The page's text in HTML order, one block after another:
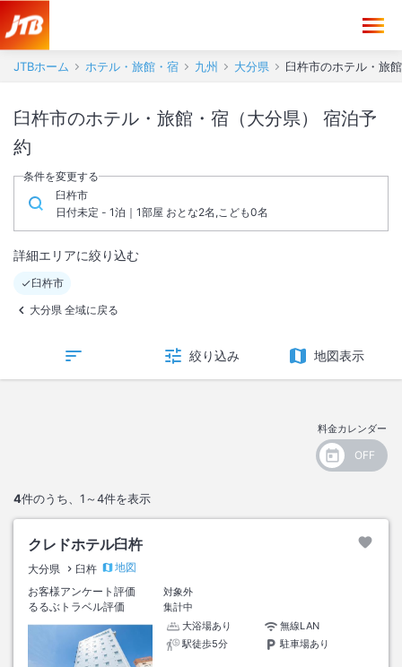
JTBホーム ホテル・旅館・宿 九州 大分県 臼杵市のホテル・旅
臼杵市のホテル・旅館・宿（大分県） 宿泊予
約
条件を変更する
臼杵市
日付未定 - 1泊｜1部屋 おとな2名,こども0名
詳細エリアに絞り込む
臼杵市
大分県 全域に戻る
絞り込み 地図表示
料金カレンダー
4件のうち、 1～4件を表示
クレドホテル臼杵
大分県 臼杵
地図
お客様アンケート評価
対象外
るるぶトラベル評価
集計中
大浴場あり
無線LAN
駅徒歩5分
駐車場あり